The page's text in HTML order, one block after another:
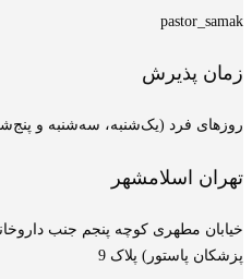
pastor_samak
زمان پذیرش
روزهای فرد (یک‌شنبه، سه‌شنبه و پنج‌شنبه) ساعت
تهران اسلامشهر
خیابان مطهری کوچه پنجم جنب
پزشکان پاستور) پلاک 9